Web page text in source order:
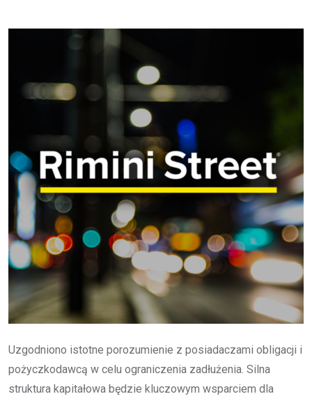
Uzgodniono istotne porozumienie z posiadaczami obligacji i
pożyczkodawcą w celu ograniczenia zadłużenia. Silna
struktura kapitałowa będzie kluczowym wsparciem dla